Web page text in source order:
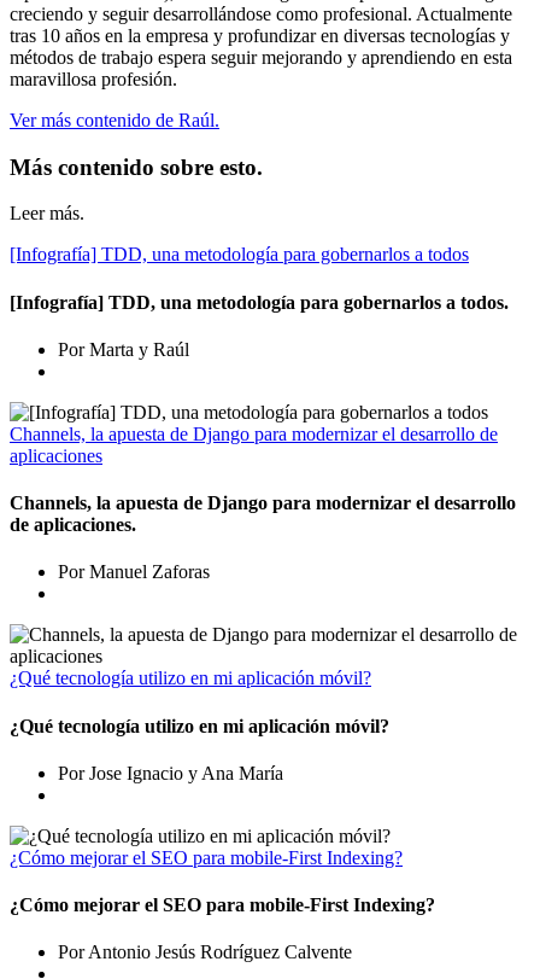
creciendo y seguir desarrollándose como profesional. Actualmente
tras 10 años en la empresa y profundizar en diversas tecnologías y
métodos de trabajo espera seguir mejorando y aprendiendo en esta
maravillosa profesión.
Ver más contenido de Raúl.
Más contenido sobre esto.
Leer más.
[Infografía] TDD, una metodología para gobernarlos a todos
[Infografía] TDD, una metodología para gobernarlos a todos.
Por Marta y Raúl
Channels, la apuesta de Django para modernizar el desarrollo de
aplicaciones
Channels, la apuesta de Django para modernizar el desarrollo
de aplicaciones.
Por Manuel Zaforas
¿Qué tecnología utilizo en mi aplicación móvil?
¿Qué tecnología utilizo en mi aplicación móvil?
Por Jose Ignacio y Ana María
¿Cómo mejorar el SEO para mobile-First Indexing?
¿Cómo mejorar el SEO para mobile-First Indexing?
Por Antonio Jesús Rodríguez Calvente